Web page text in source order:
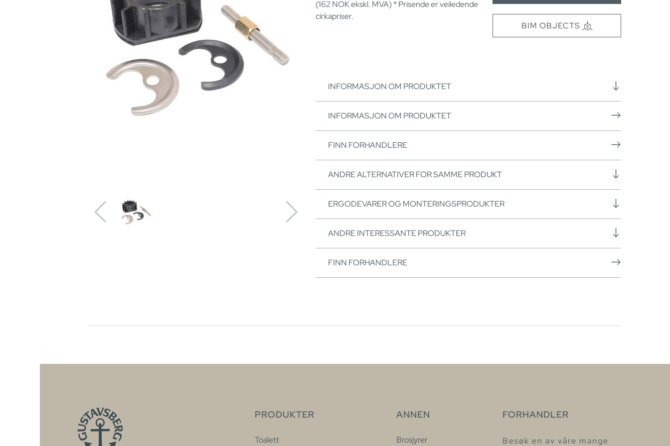
(162 NOKekskl. MVA) * Prisende er veiledende
cirkapriser.
BIM OBJECTS
INFORMASJON OM PRODUKTET
INFORMASJON OM PRODUKTET
FINN FORHANDLERE
ANDRE ALTERNATIVER FOR SAMME PRODUKT
ERGODEVARER OG MONTERINGSPRODUKTER
ANDRE INTERESSANTE PRODUKTER
FINN FORHANDLERE
PRODUKTER
Toalett
ANNEN
Brosjyrer
FORHANDLER
Besøk en av våre mange